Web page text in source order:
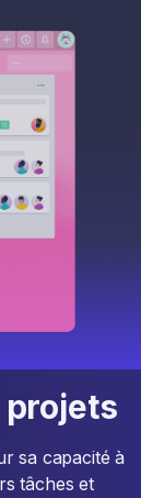
projets
sa capacité à
tâches et